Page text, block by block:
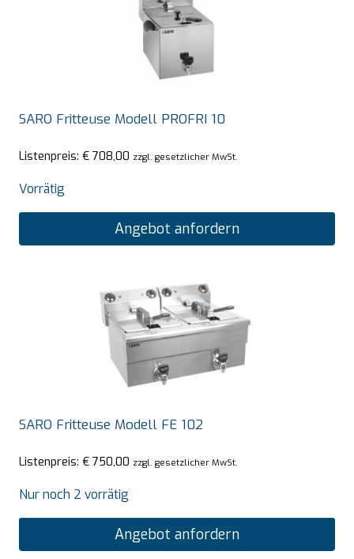
SARO Fritteuse Modell PROFRI 10
Listenpreis: € 708,00 zzgl. gesetzlicher MwSt.
Vorrätig
Angebot anfordern
SARO Fritteuse Modell FE 102
Listenpreis: € 750,00 zzgl. gesetzlicher MwSt.
Nur noch 2 vorrätig
Angebot anfordern